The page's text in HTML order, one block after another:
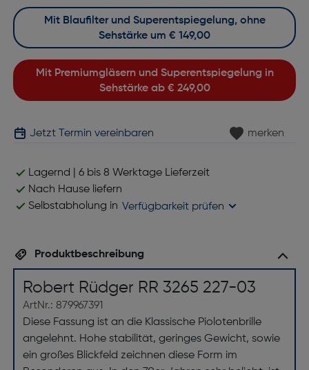
Mit Premiumgläsern und Superentspiegelung in
Sehstärke ab € 249,00
Mit Blaufilter und Superentspiegelung, ohne
Sehstärke um € 149,00
Jetzt Termin vereinbaren merken
Lagernd | 6 bis 8 Werktage Lieferzeit
Nach Hause liefern
Selbstabholung in Verfügbarkeit prüfen
Produktbeschreibung
Robert Rüdger RR 3265 227-03
ArtNr.: 879967391
Diese Fassung ist an die Klassische Piolotenbrille
angelehnt. Hohe stabilität, geringes Gewicht, sowie
ein großes Blickfeld zeichnen diese Form im